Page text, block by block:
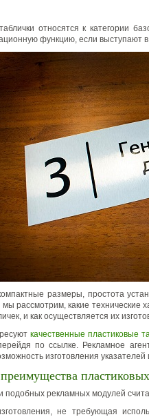
относятся к категории
функцию, если выступают в
размеры, простота
рассмотрим, какие технические
и как осуществляется их
качественные пластиковые
по ссылке. Рекламное
изготовления
подобных рекламных модулей
не требующая